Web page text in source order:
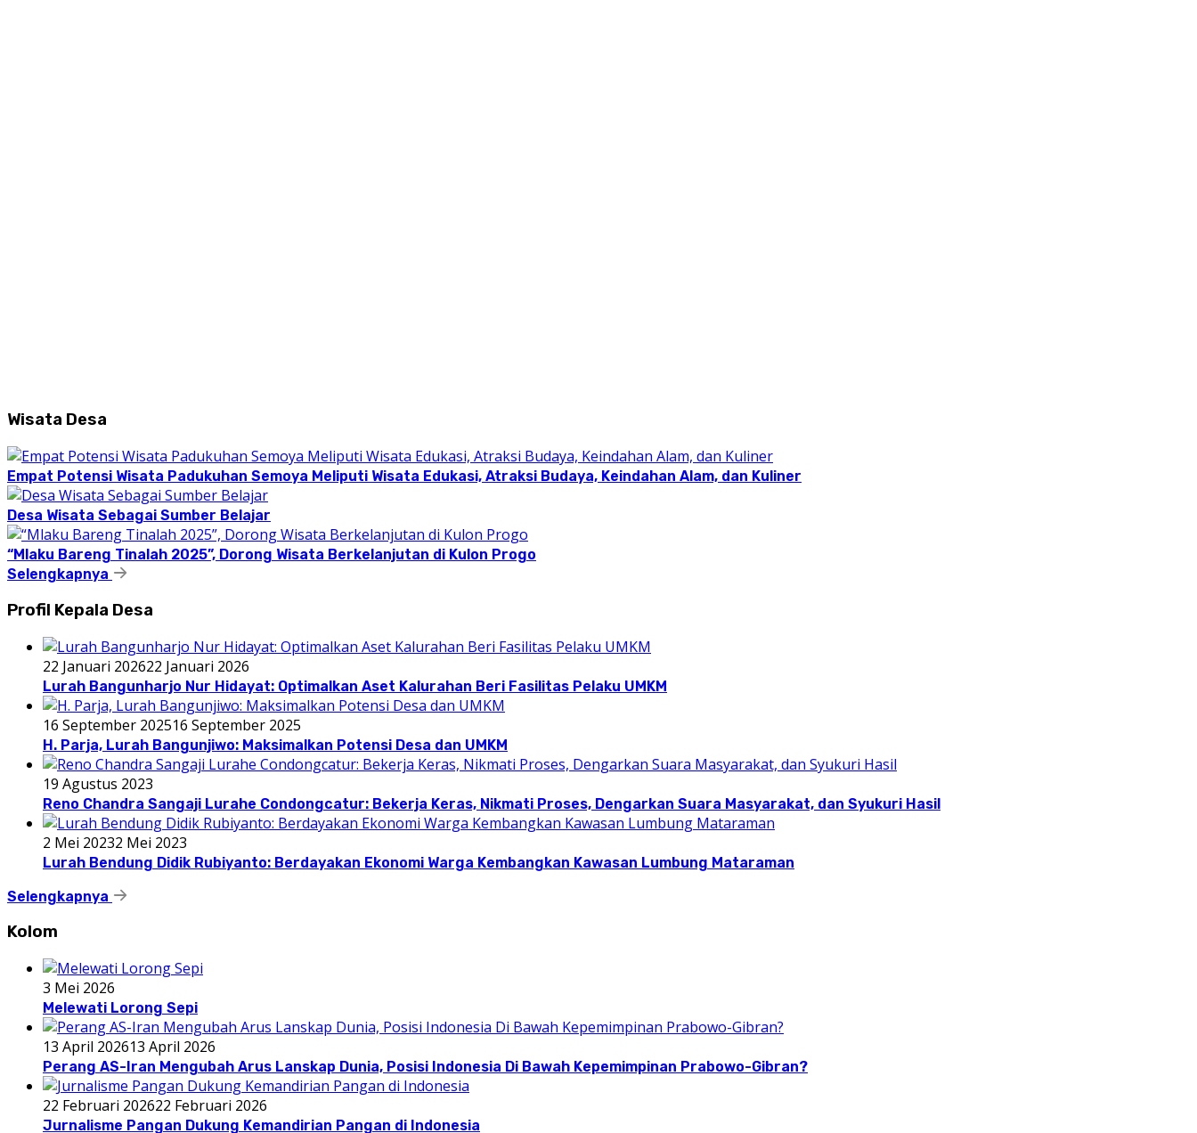
Wisata Desa
Empat Potensi Wisata Padukuhan Semoya Meliputi Wisata Edukasi, Atraksi Budaya, Keindahan Alam, dan Kuliner
Desa Wisata Sebagai Sumber Belajar
“Mlaku Bareng Tinalah 2025”, Dorong Wisata Berkelanjutan di Kulon Progo
Selengkapnya
Profil Kepala Desa
22 Januari 202622 Januari 2026
Lurah Bangunharjo Nur Hidayat: Optimalkan Aset Kalurahan Beri Fasilitas Pelaku UMKM
16 September 202516 September 2025
H. Parja, Lurah Bangunjiwo: Maksimalkan Potensi Desa dan UMKM
19 Agustus 2023
Reno Chandra Sangaji Lurahe Condongcatur: Bekerja Keras, Nikmati Proses, Dengarkan Suara Masyarakat, dan Syukuri Hasil
2 Mei 20232 Mei 2023
Lurah Bendung Didik Rubiyanto: Berdayakan Ekonomi Warga Kembangkan Kawasan Lumbung Mataraman
Selengkapnya
Kolom
3 Mei 2026
Melewati Lorong Sepi
13 April 202613 April 2026
Perang AS-Iran Mengubah Arus Lanskap Dunia, Posisi Indonesia Di Bawah Kepemimpinan Prabowo-Gibran?
22 Februari 202622 Februari 2026
Jurnalisme Pangan Dukung Kemandirian Pangan di Indonesia